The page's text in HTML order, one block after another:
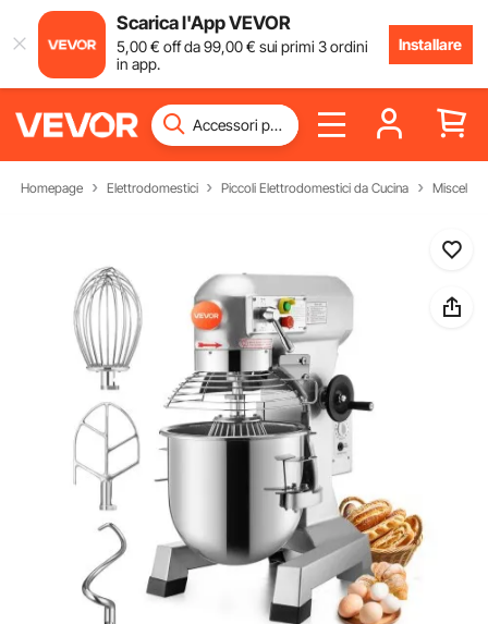
Scarica l'App VEVOR
5,00€ off da99,00€ sui primi 3 ordini
in app.
Installare
Homepage Elettrodomestici Piccoli Elettrodomestici da Cucina